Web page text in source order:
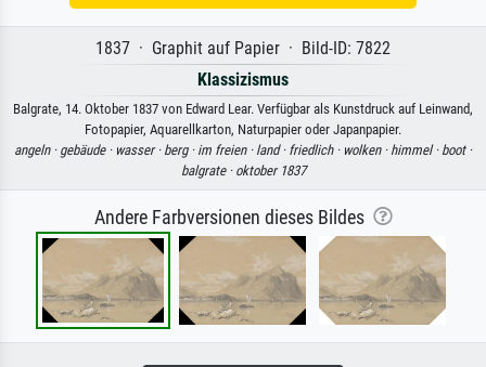
1837 · Graphit auf Papier · Bild-ID: 7822
Klassizismus
Balgrate, 14. Oktober 1837 von Edward Lear. Verfügbar als Kunstdruck auf Leinwand,
Fotopapier, Aquarellkarton, Naturpapier oder Japanpapier.
angeln · gebäude · wasser · berg · im freien · land · friedlich · wolken · himmel · boot ·
balgrate · oktober 1837
Andere Farbversionen dieses Bildes